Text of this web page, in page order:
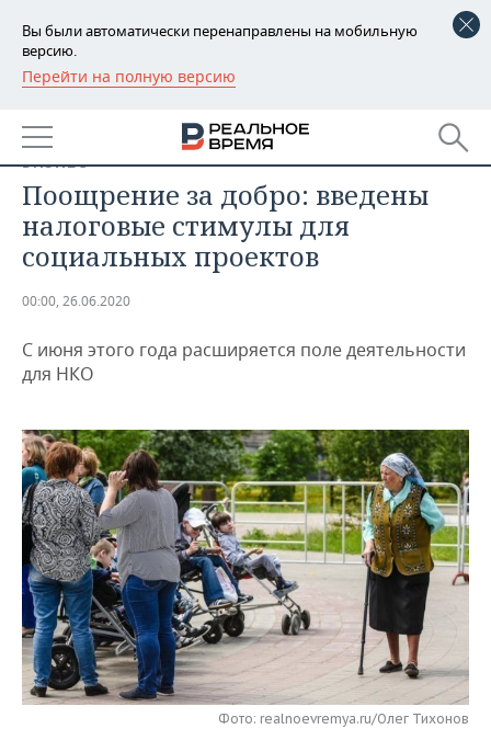
Вы были автоматически перенаправлены на мобильную
версию.
Перейти на полную версию
РЕГИОНЫ
БАШКОРТОСТАН
УДМУРТИЯ
НОВОСТИ
НОВОСТИ АНАЛИТИКИ
ДЕКЛАРАЦИИ О ДОХОДАХ
ВУЗЫ ТАТАРСТАНА
КОМУ ПРИНАДЛЕЖАТ
ТОРГОВЫЕ ЦЕНТРЫ
ТАТАРСТАНА
ЭКОНОМИКА
НОВОСТИ ЭКОНОМИКИ
БАНКИ
БЮДЖЕТ
ИНВЕСТИЦИИ
ПРОМЫШЛЕННОСТИ
МАШИНОСТРОЕНИЕ
НЕФТЕХИМИЯ
НЕФТЬ
ОПК
ЭНЕРГЕТИКА
НОВОСТИ НЕДВИЖИМОСТИ
АВТО
НОВОСТИ АВТО
БИЗНЕС
НОВОСТИ БИЗНЕСА
РОЗНИЧНАЯ ТОРГОВЛЯ
ТРАНСПОРТ
УСЛУГИ
ТЕХНОЛОГИИ
НОВОСТИ ТЕХНОЛОГИЙ
IT
МЕДИА
ТЕЛЕКОММУНИКАЦИИ
МЕРОПРИЯТИЯ
НОВОСТИ МЕРОПРИЯТИЙ
ВЫЕЗДНАЯ РЕДАКЦИЯ
БИЗНЕС-БРАНЧИ
СПОРТ
НОВОСТИ СПОРТА
ФУТБОЛ
ОБЩЕСТВО
НОВОСТИ ОБЩЕСТВА
ФОТОГАЛЕРЕЯ
БИЗНЕС
Поощрение за добро: введены
налоговые стимулы для
социальных проектов
00:00, 26.06.2020
С июня этого года расширяется поле деятельности
для НКО
Фото: realnoevremya.ru/Олег Тихонов